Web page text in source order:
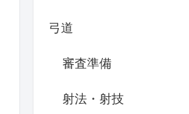
弓道
審査準備
射法・射技